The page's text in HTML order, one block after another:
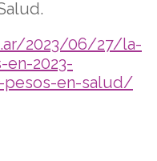
2023/06/27/la-
2023-
pesos-en-salud/